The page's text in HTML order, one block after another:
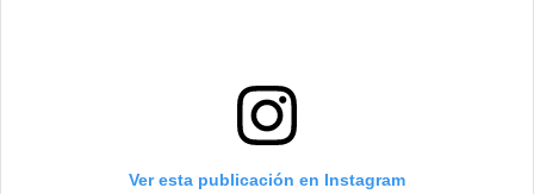
Ver esta publicación en Instagram